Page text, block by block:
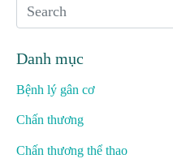
Danh mục
Bệnh lý gân cơ
Chấn thương
Chấn thương thể thao